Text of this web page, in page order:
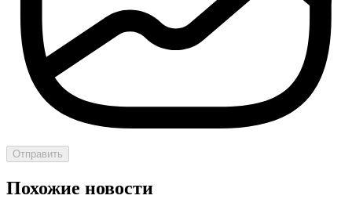
Отправить
Похожие новости